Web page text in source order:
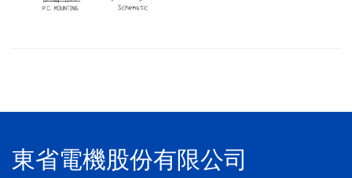
東省電機股份有限公司